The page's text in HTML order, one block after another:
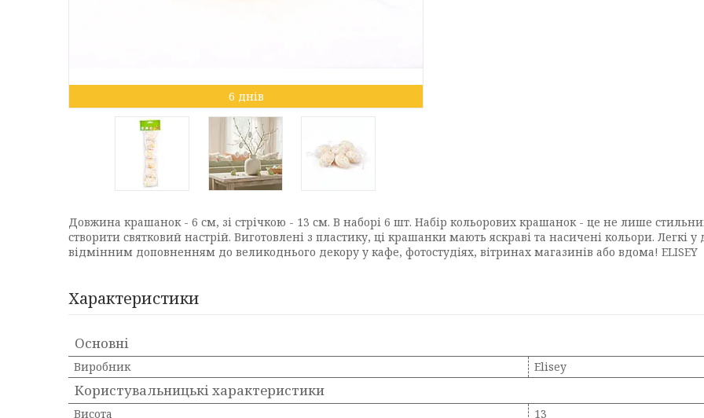
6 днів
Довжина крашанок - 6 см, зі стрічкою - 13 см. В наборі 6 шт. Набір кольорових крашанок - це не лише
створити святковий настрій. Виготовлені з пластику, ці крашанки мають яскраві та насичені кольори. Легкі
відмінним доповненням до великоднього декору у кафе, фотостудіях, вітринах магазинів або вдома! ELISEY
Характеристики
Основні
Виробник Elisey
Користувальницькі характеристики
Висота
13